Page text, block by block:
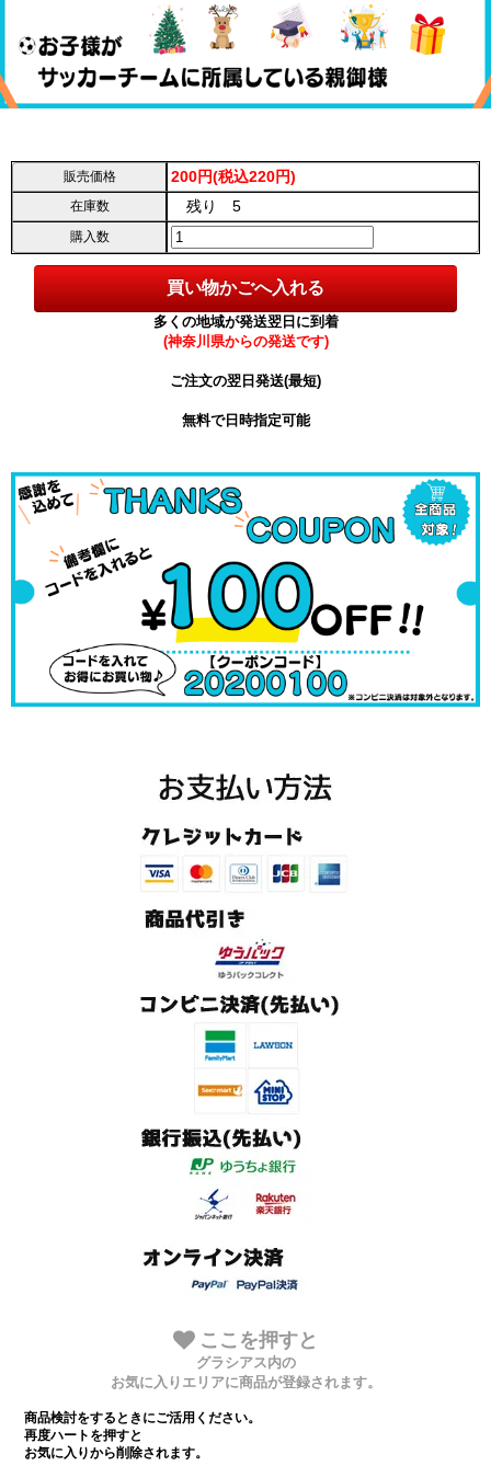
販売価格 200円(税込220円)
在庫数 残り 5
購入数
多くの地域が発送翌日に到着
(神奈川県からの発送です)
ご注文の翌日発送(最短)
無料で日時指定可能
ここを押すと
グラシアス内の
お気に入りエリアに商品が登録されます。
商品検討をするときにご活用ください。
再度ハートを押すと
お気に入りから削除されます。